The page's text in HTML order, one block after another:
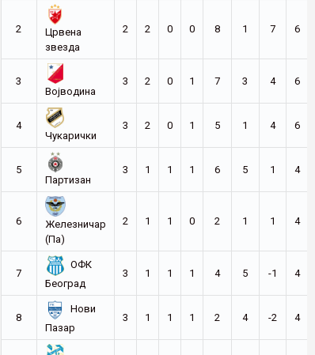
2
Црвена
звезда
2 2 0 0 8 1 7 6
3
Војводина
3 2 0 1 7 3 4 6
4
Чукарички
3 2 0 1 5 1 4 6
5
Партизан
3 1 1 1 6 5 1 4
6
Железничар
(Па)
2 1 1 0 2 1 1 4
7
ОФК
Београд
3 1 1 1 4 5 -1 4
8
Нови
Пазар
3 1 1 1 2 4 -2 4